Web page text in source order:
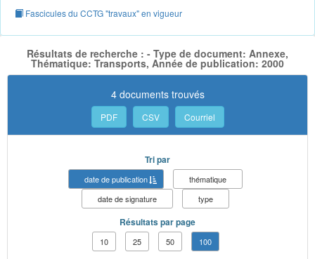
Fascicules du CCTG "travaux" en vigueur
Résultats de recherche : - Type de document: Annexe,
Thématique: Transports, Année de publication: 2000
4 documents trouvés
PDF CSV Courriel
Tri par
date de publication
thématique
date de signature
type
Résultats par page
10 25 50 100